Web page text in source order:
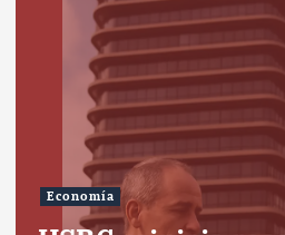
Economía